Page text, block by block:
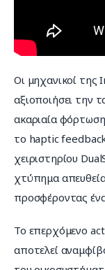
Οι μηχανικοί της
αξιοποιήσει την
ακαριαία
το haptic
χειριστηρίου
χτύπημα
προσφέροντας
Το επερχόμενο
αποτελεί